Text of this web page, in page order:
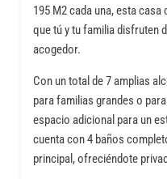
195 M2 cada una, esta
que tú y tu familia disfruten
acogedor.
Con un total de 7 amplias
para familias grandes o
espacio adicional para un
cuenta con 4 baños
principal, ofreciéndote